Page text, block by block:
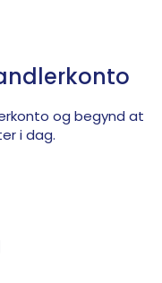
og begynd at
i dag.